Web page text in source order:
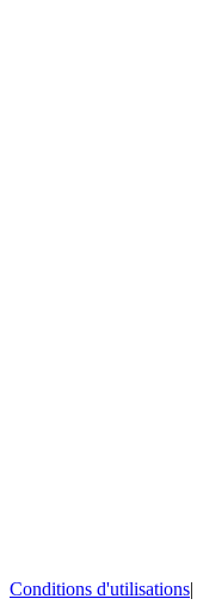
Conditions d'utilisations|